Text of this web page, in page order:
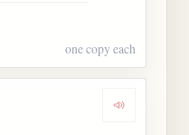
one copy each
Dengarkan